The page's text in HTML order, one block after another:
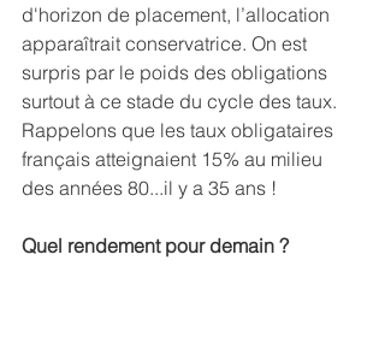
d'horizon de placement, l’allocation
apparaîtrait conservatrice. On est
surpris par le poids des obligations
surtout à ce stade du cycle des taux.
Rappelons que les taux obligataires
français atteignaient 15% au milieu
des années 80...il y a 35 ans !
Quel rendement pour demain ?